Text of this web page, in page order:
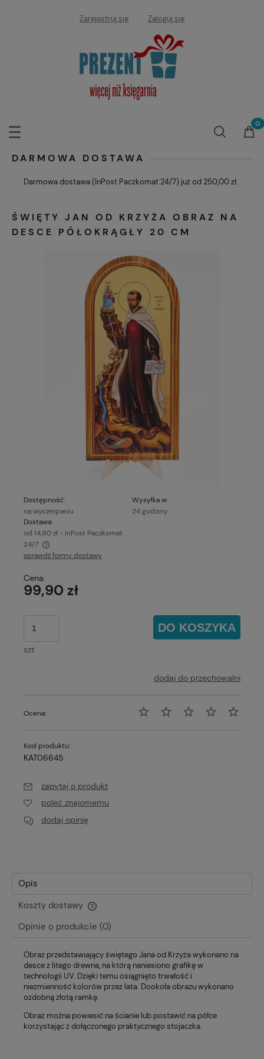
Zarejestruj się Zaloguj się
DARMOWA DOSTAWA
Darmowa dostawa (InPost Paczkomat 24/7) już od 250,00 zł.
ŚWIĘTY JAN OD KRZYŻA OBRAZ NA
DESCE PÓŁOKRĄGŁY 20 CM
Dostępność:
na wyczerpaniu
Wysyłka w:
24 godziny
Dostawa:
od 14,90 zł - InPost Paczkomat
24/7
Cena nie zawiera ewentualnych kosztów płatności
sprawdź formy dostawy
Cena:
99,90 zł
szt.
DO KOSZYKA
dodaj do przechowalni
Ocena:
Kod produktu:
KAT06645
zapytaj o produkt
poleć znajomemu
dodaj opinię
Opis
Koszty dostawy
Cena nie zawiera ewentualnych kosztów płatności
Opinie o produkcie (0)
Obraz przedstawiający świętego Jana od Krzyża wykonano na
desce z litego drewna, na którą naniesiono grafikę w
technologii UV. Dzięki temu osiągnięto trwałość i
niezmienność kolorów przez lata. Dookoła obrazu wykonano
ozdobną złotą ramkę.
Obraz można powiesić na ścianie lub postawić na półce
korzystając z dołączonego praktycznego stojaczka.